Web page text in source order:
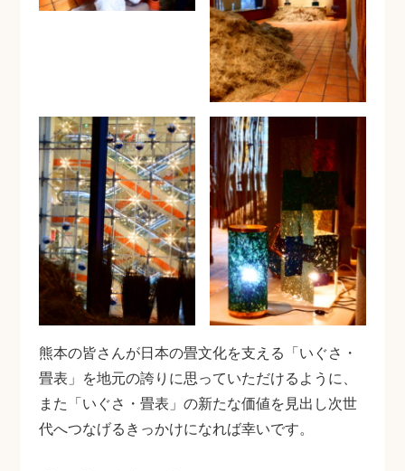
熊本の皆さんが日本の畳文化を支える「いぐさ・
畳表」を地元の誇りに思っていただけるように、
また「いぐさ・畳表」の新たな価値を見出し次世
代へつなげるきっかけになれば幸いです。